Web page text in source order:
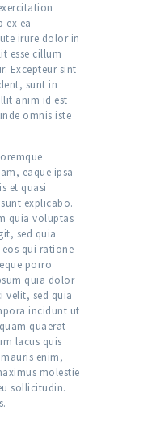
ex ea
irure dolor in
esse cillum
Excepteur sint
sunt in
anim id est
omnis iste
eaque ipsa
et quasi
explicabo.
quia voluptas
sed quia
qui ratione
porro
quia dolor
velit, sed quia
incidunt ut
quaerat
lacus quis
enim,
molestie
sollicitudin.